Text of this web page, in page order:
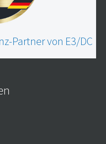
Partner von E3/DC